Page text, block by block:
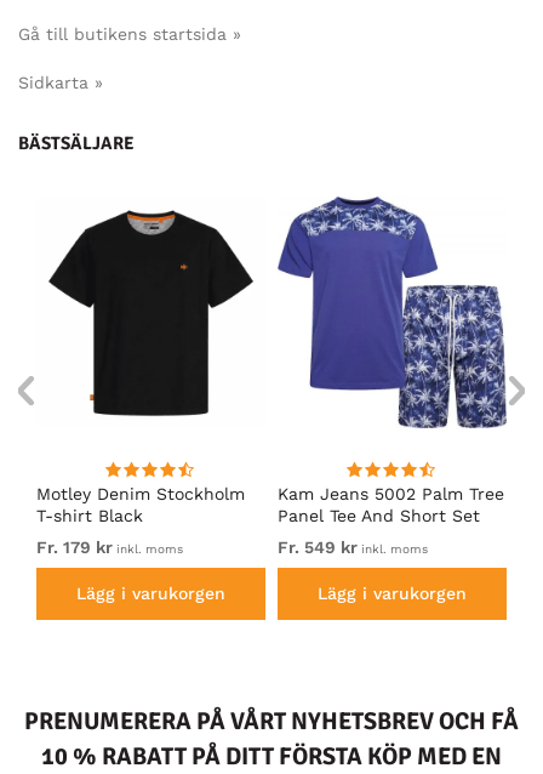
Gå till butikens startsida »
Sidkarta »
BÄSTSÄLJARE
Motley Denim Stockholm
T-shirt Black
Fr. 179 kr inkl. moms
Lägg i varukorgen
Kam Jeans 5002 Palm Tree
Panel Tee And Short Set
Electric Blue
Fr. 549 kr inkl. moms
Lägg i varukorgen
PRENUMERERA PÅ VÅRT NYHETSBREV OCH FÅ
10 % RABATT PÅ DITT FÖRSTA KÖP MED EN